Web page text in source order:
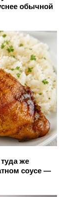
обычной
же
соусе —